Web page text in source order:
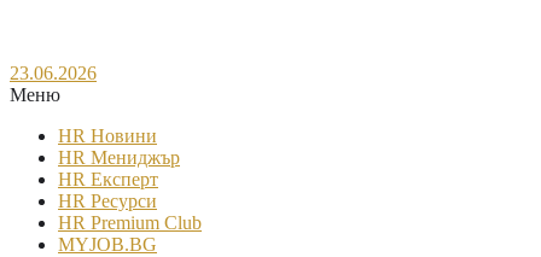
23.06.2026
Меню​
HR Новини
HR Мениджър
HR Експерт
HR Ресурси
HR Premium Club
MYJOB.BG